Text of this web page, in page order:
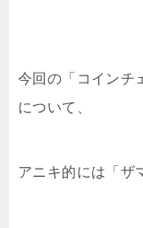
今回の「コインチ
について、
アニキ的には「ザ